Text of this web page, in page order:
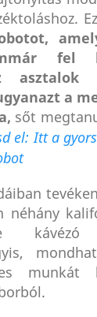
fel
asztalok
a
sőt
el: Itt a
néhány
munkát